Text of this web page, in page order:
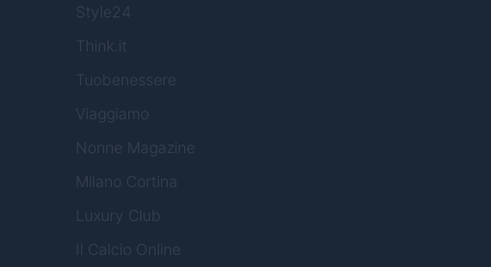
Style24
Think.it
Tuobenessere
Viaggiamo
Nonne Magazine
Milano Cortina
Luxury Club
Il Calcio Online